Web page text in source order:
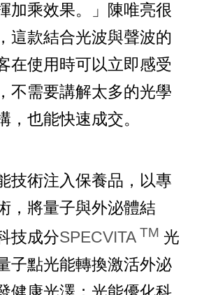
加乘效果。」陳唯亮很
這款結合光波與聲波的
在使用時可以立即感受
不需要講解太多的光學
，也能快速成交。
技術注入保養品，以專
，將量子與外泌體結
技成分SPECVITA TM 光
子點光能轉換激活外泌
健康光澤；光能優化科